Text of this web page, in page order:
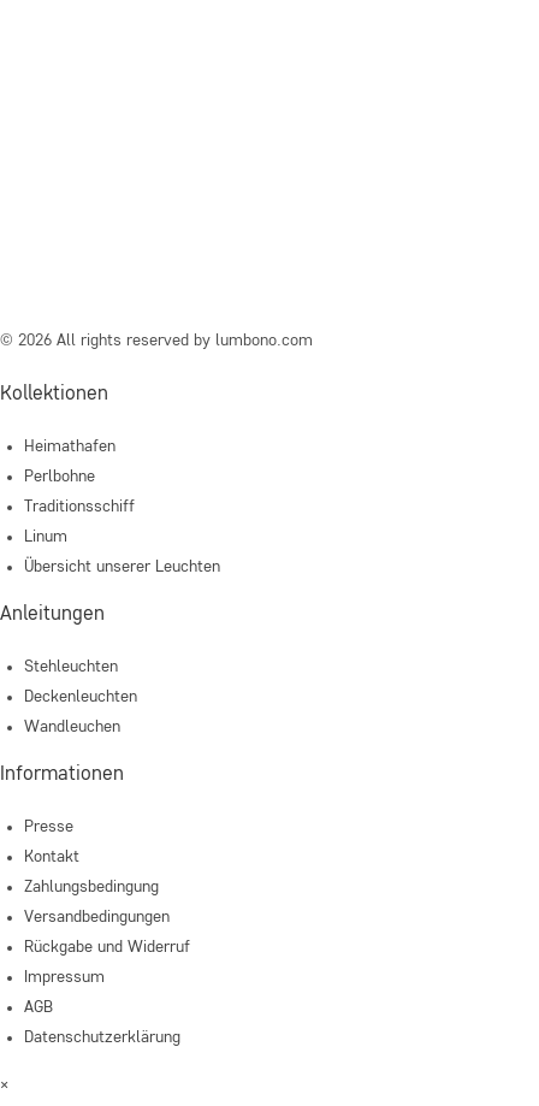
© 2026 All rights reserved by lumbono.com
Kollektionen
Heimathafen
Perlbohne
Traditionsschiff
Linum
Übersicht unserer Leuchten
Anleitungen
Stehleuchten
Deckenleuchten
Wandleuchen
Informationen
Presse
Kontakt
Zahlungsbedingung
Versandbedingungen
Rückgabe und Widerruf
Impressum
AGB
Datenschutzerklärung
×